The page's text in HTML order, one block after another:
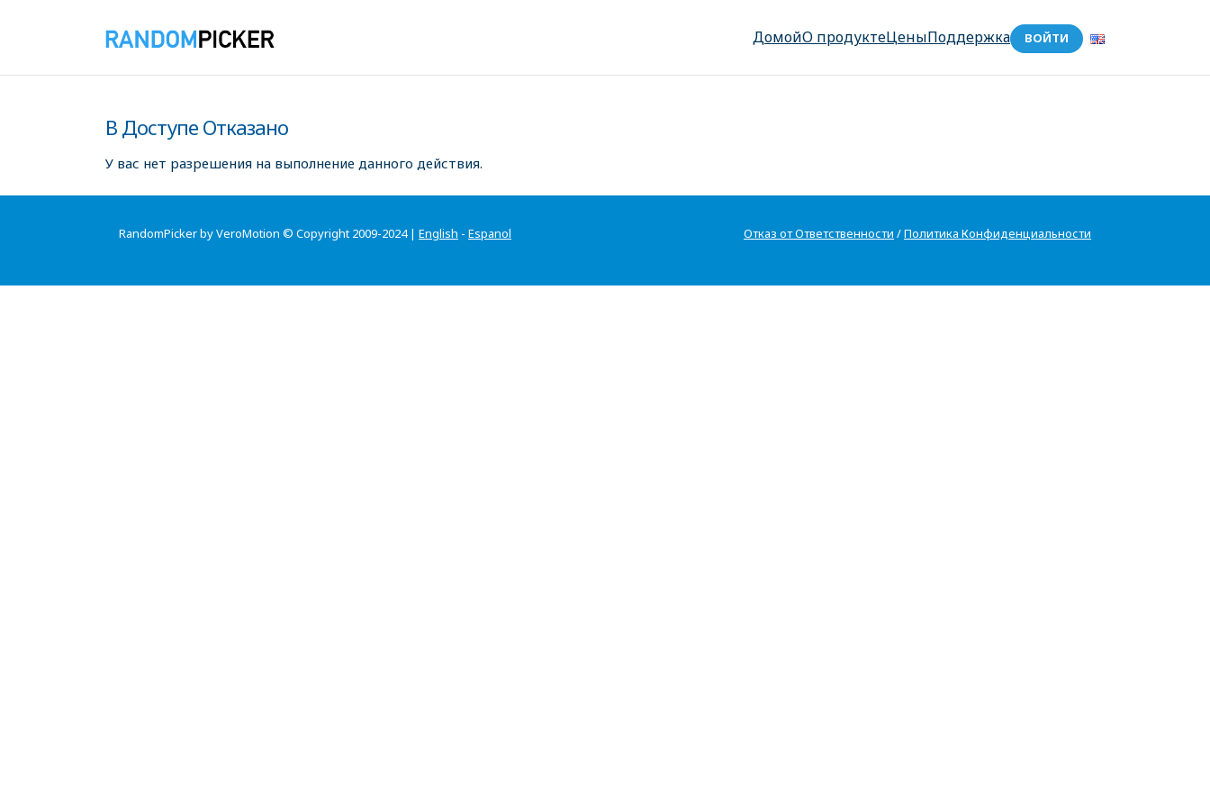
ДомойО продуктеЦеныПоддержка ВОЙТИ
В Доступе Отказано
У вас нет разрешения на выполнение данного действия.
RandomPicker by VeroMotion © Copyright 2009-2024 | English - Espanol Отказ от Ответственности /Политика Конфиденциальности